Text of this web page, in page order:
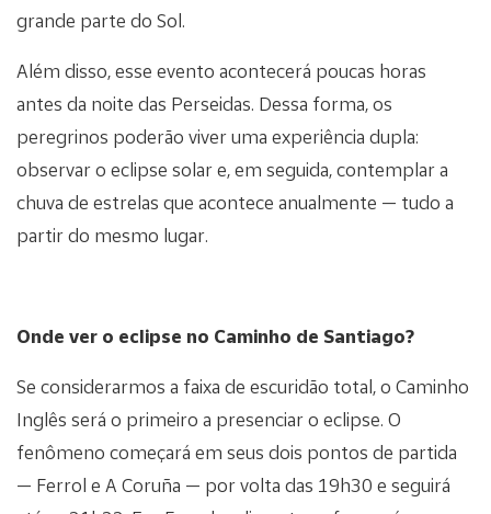
grande parte do Sol.
Além disso, esse evento acontecerá poucas horas
antes da noite das Perseidas. Dessa forma, os
peregrinos poderão viver uma experiência dupla:
observar o eclipse solar e, em seguida, contemplar a
chuva de estrelas que acontece anualmente — tudo a
partir do mesmo lugar.
Onde ver o eclipse no Caminho de Santiago?
Se considerarmos a faixa de escuridão total, o Caminho
Inglês será o primeiro a presenciar o eclipse. O
fenômeno começará em seus dois pontos de partida
— Ferrol e A Coruña — por volta das 19h30 e seguirá